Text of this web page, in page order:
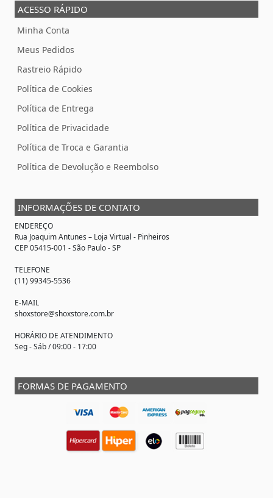
ACESSO RÁPIDO
Minha Conta
Meus Pedidos
Rastreio Rápido
Política de Cookies
Política de Entrega
Política de Privacidade
Política de Troca e Garantia
Política de Devolução e Reembolso
INFORMAÇÕES DE CONTATO
ENDEREÇO
Rua Joaquim Antunes – Loja Virtual - Pinheiros
CEP 05415-001 - São Paulo - SP
TELEFONE
(11) 99345-5536
E-MAIL
shoxstore@shoxstore.com.br
HORÁRIO DE ATENDIMENTO
Seg - Sáb / 09:00 - 17:00
FORMAS DE PAGAMENTO